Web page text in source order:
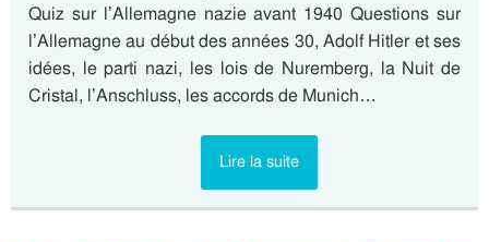
Quiz sur l’Allemagne nazie avant 1940 Questions sur
l’Allemagne au début des années 30, Adolf Hitler et ses
idées, le parti nazi, les lois de Nuremberg, la Nuit de
Cristal, l’Anschluss, les accords de Munich…
Lire la suite